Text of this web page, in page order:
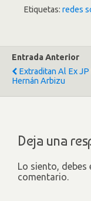
Etiquetas: redes
Entrada Anterior
Extraditan Al Ex
Hernán Arbizu
Deja una
Lo siento, debes
comentario.